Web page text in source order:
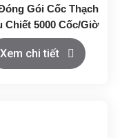
Gói Cốc Thạch
Chiết 5000 Cốc/Giờ
Xem chi tiết